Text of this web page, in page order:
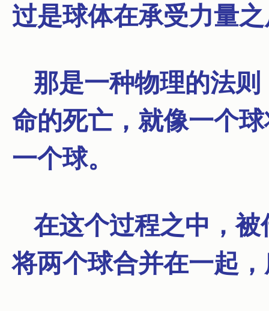
过是球体在承受力量
那是一种物理的法
命的死亡，就像一个
一个球。
在这个过程之中，
将两个球合并在一起